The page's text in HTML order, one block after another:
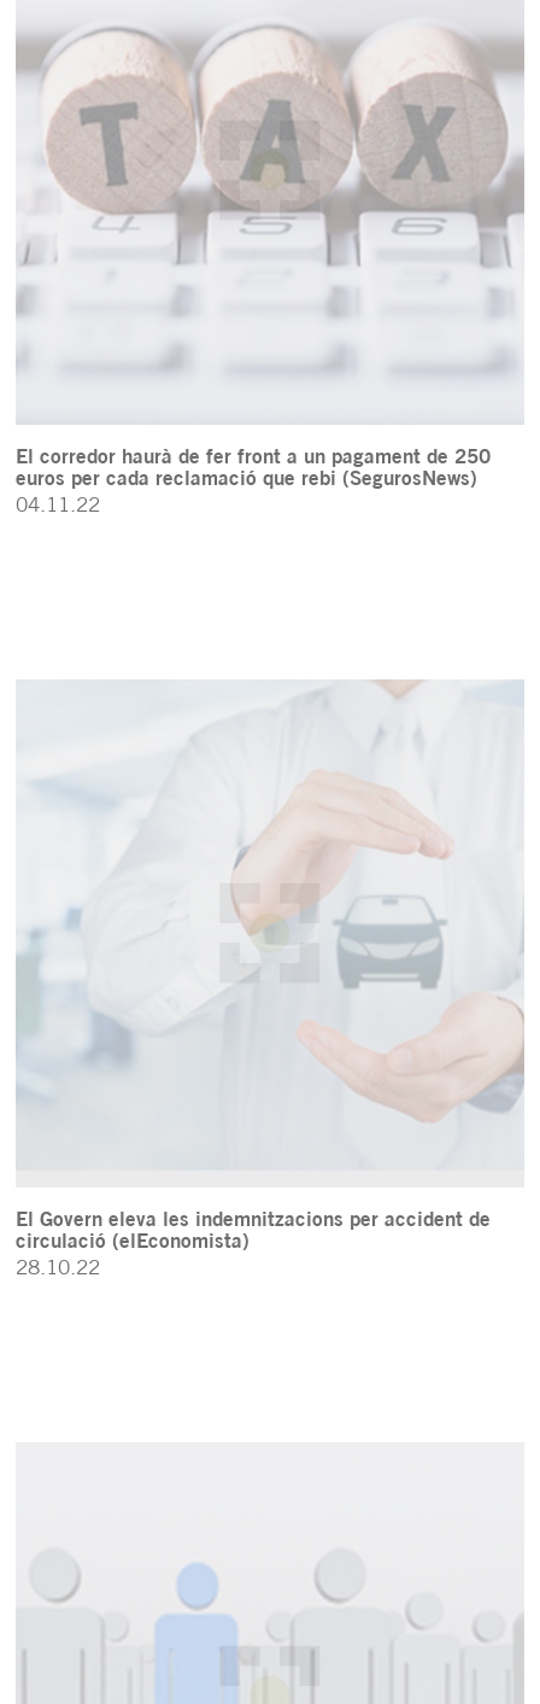
El corredor haurà de fer front a un pagament de 250
euros per cada reclamació que rebi (SegurosNews)
04.11.22
El Govern eleva les indemnitzacions per accident de
circulació (elEconomista)
28.10.22